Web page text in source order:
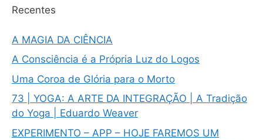
Recentes
A MAGIA DA CIÊNCIA
A Consciência é a Própria Luz do Logos
Uma Coroa de Glória para o Morto
73 | YOGA: A ARTE DA INTEGRAÇÃO | A Tradição
do Yoga | Eduardo Weaver
EXPERIMENTO – APP – HOJE FAREMOS UM